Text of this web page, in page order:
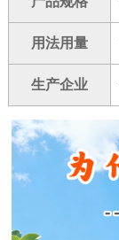
用法用量
生产企业